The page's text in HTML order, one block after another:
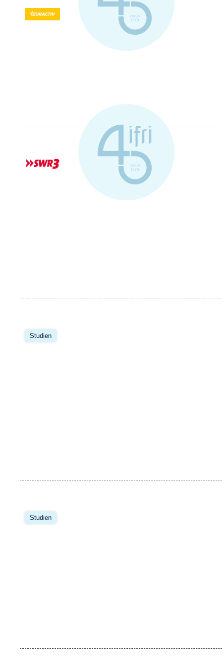
Logo
Logo
Studien
Image
principale
Studien
Image
principale